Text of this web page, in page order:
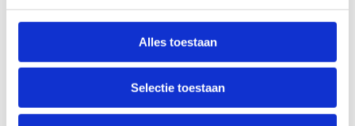
Alles toestaan
Selectie toestaan
Bewolkt
Winters
Beginner